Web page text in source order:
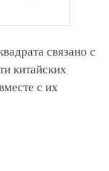
связано с
китайских
с их